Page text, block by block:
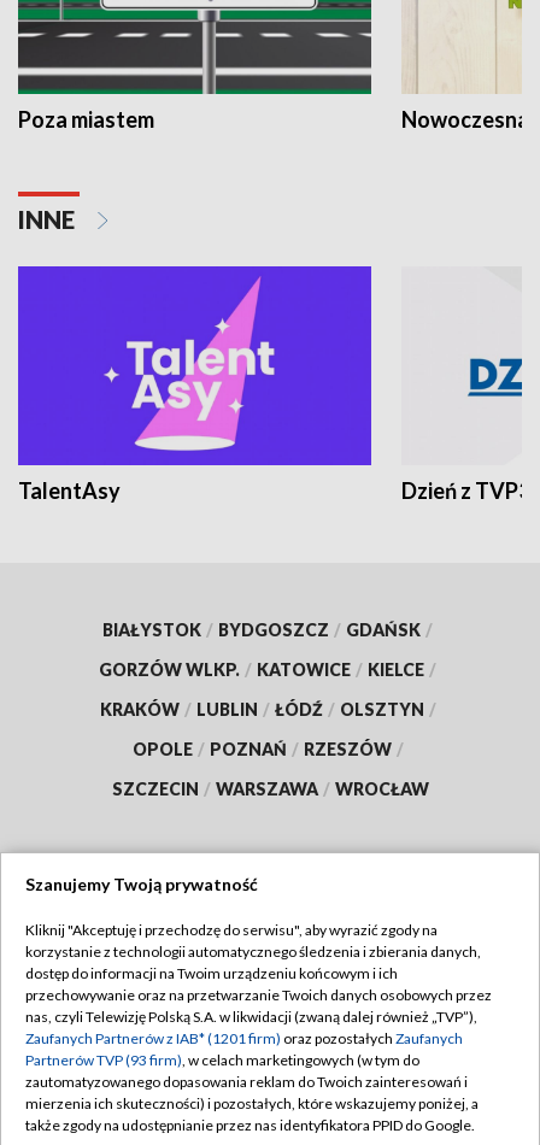
Poza miastem Nowoczesna
INNE
TalentAsy Dzień z TVP3
BIAŁYSTOK / BYDGOSZCZ / GDAŃSK /
GORZÓW WLKP. / KATOWICE / KIELCE /
KRAKÓW / LUBLIN / ŁÓDŹ / OLSZTYN /
OPOLE / POZNAŃ / RZESZÓW /
SZCZECIN / WARSZAWA / WROCŁAW
TVP
Abonament TVP
Emisja w TVP
Centrum informacji TVP
Naziemna Telewizja Cyfrowa
Regulamin TVP
Polityka prywatności
Moje zgody
Pomoc
Szanujemy Twoją prywatność
Kliknij "Akceptuję i przechodzę do serwisu", aby wyrazić zgody na
korzystanie z technologii automatycznego śledzenia i zbierania danych,
dostęp do informacji na Twoim urządzeniu końcowym i ich
przechowywanie oraz na przetwarzanie Twoich danych osobowych przez
nas, czyli Telewizję Polską S.A. w likwidacji (zwaną dalej również „TVP”),
Zaufanych Partnerów z IAB* (1201 firm) oraz pozostałych Zaufanych
Partnerów TVP (93 firm), w celach marketingowych (w tym do
zautomatyzowanego dopasowania reklam do Twoich zainteresowań i
mierzenia ich skuteczności) i pozostałych, które wskazujemy poniżej, a
także zgody na udostępnianie przez nas identyfikatora PPID do Google.